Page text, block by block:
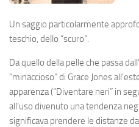
Un saggio particolarmente
teschio, dello “scuro”.
Da quello della pelle che passa
“minaccioso” di Grace Jones
apparenza (“Diventare neri” in
all’uso divenuto una tendenza
significava prendere le distanze